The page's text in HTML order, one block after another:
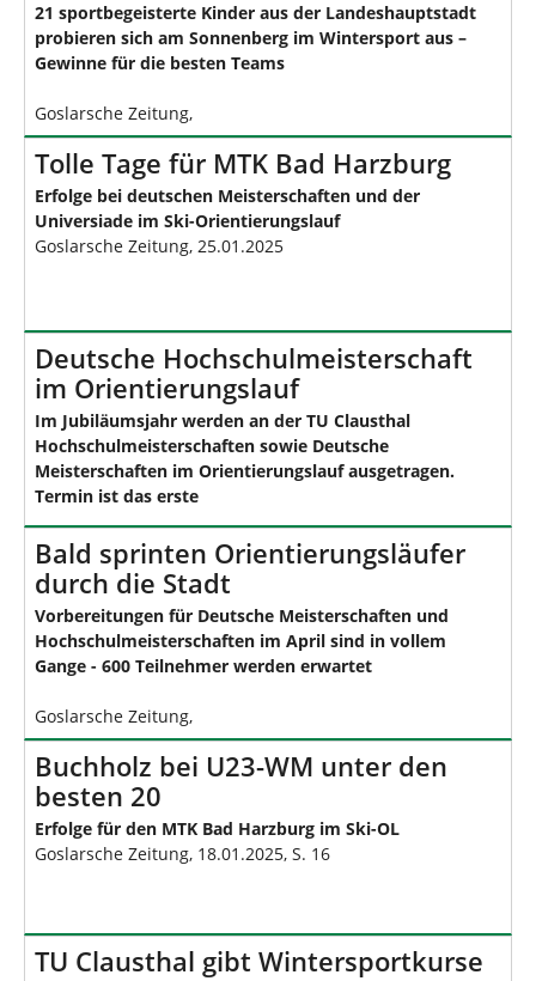
21 sportbegeisterte Kinder aus der Landeshauptstadt
probieren sich am Sonnenberg im Wintersport aus –
Gewinne für die besten Teams
Goslarsche Zeitung,
Tolle Tage für MTK Bad Harzburg
Erfolge bei deutschen Meisterschaften und der
Universiade im Ski-Orientierungslauf
Goslarsche Zeitung, 25.01.2025
Deutsche Hochschulmeisterschaft
im Orientierungslauf
Im Jubiläumsjahr werden an der TU Clausthal
Hochschulmeisterschaften sowie Deutsche
Meisterschaften im Orientierungslauf ausgetragen.
Termin ist das erste
Bald sprinten Orientierungsläufer
durch die Stadt
Vorbereitungen für Deutsche Meisterschaften und
Hochschulmeisterschaften im April sind in vollem
Gange - 600 Teilnehmer werden erwartet
Goslarsche Zeitung,
Buchholz bei U23-WM unter den
besten 20
Erfolge für den MTK Bad Harzburg im Ski-OL
Goslarsche Zeitung, 18.01.2025, S. 16
TU Clausthal gibt Wintersportkurse